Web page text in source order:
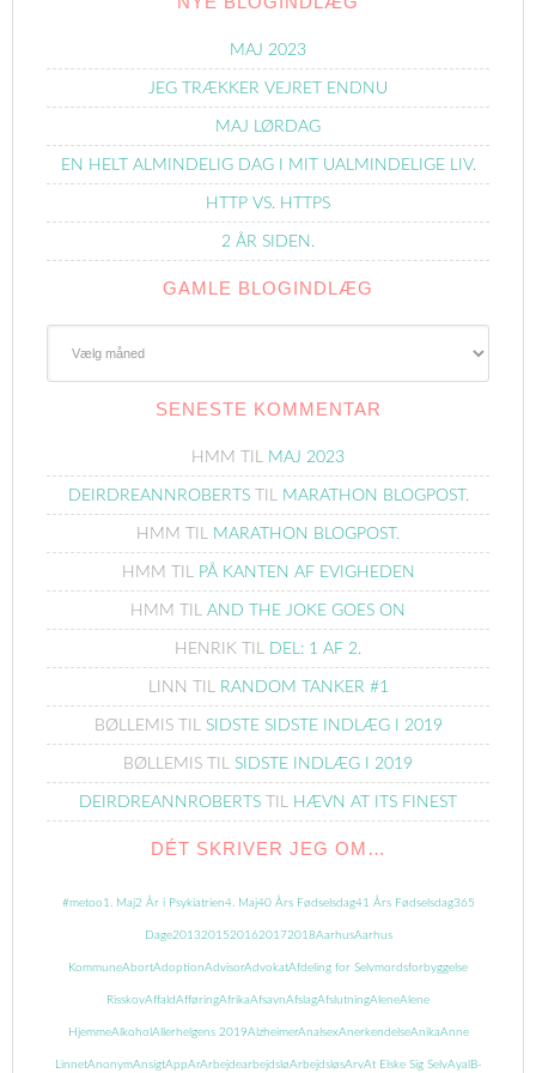
MAJ 2023
JEG TRÆKKER VEJRET ENDNU
MAJ LØRDAG
EN HELT ALMINDELIG DAG I MIT UALMINDELIGE LIV.
HTTP VS. HTTPS
2 ÅR SIDEN.
GAMLE BLOGINDLÆG
SENESTE KOMMENTAR
HMM TIL MAJ 2023
DEIRDREANNROBERTSTIL MARATHON BLOGPOST.
HMM TIL MARATHON BLOGPOST.
HMM TIL PÅ KANTEN AF EVIGHEDEN
HMM TIL AND THE JOKE GOES ON
HENRIK TIL DEL: 1 AF 2.
LINN TIL RANDOM TANKER #1
BØLLEMISTIL SIDSTE SIDSTE INDLÆG I 2019
BØLLEMIS TIL SIDSTE INDLÆG I 2019
DEIRDREANNROBERTS TIL HÆVN AT ITS FINEST
DÉT SKRIVER JEG OM…
#metoo 1. Maj2 År i Psykiatrien4. Maj40 Års Fødselsdag41 Års Fødselsdag365
Dage20132015201620172018AarhusAarhus
KommuneAbortAdoptionAdvisorAdvokatAfdeling for Selvmordsforbyggelse
RisskovAffald AfføringAfrikaAfsavnAfslagAfslutningAleneAlene
HjemmeAlkohol Allerhelgens 2019AlzheimerAnalsexAnerkendelseAnikaAnne
LinnetAnonymAnsigtAppArArbejdearbejdsløArbejdsløsArvAt Elske Sig SelvAyal B-